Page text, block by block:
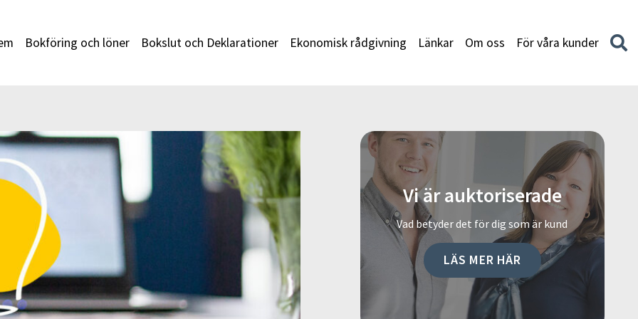
Bokföring och löner Bokslut och Deklarationer Ekonomisk rådgivning Länkar Om oss För våra kunder
Vi är auktoriserade
Vad betyder det för dig som är kund
LÄS MER HÄR